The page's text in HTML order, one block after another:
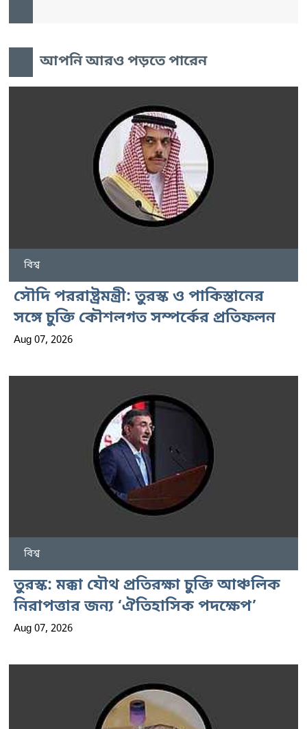
আপনি আরও পড়তে পারেন
বিশ্ব
সৌদি পররাষ্ট্রমন্ত্রী: তুরস্ক ও পাকিস্তানের
সঙ্গে চুক্তি কৌশলগত সম্পর্কের প্রতিফলন
Aug 07, 2026
বিশ্ব
তুরস্ক: মক্কা যৌথ প্রতিরক্ষা চুক্তি আঞ্চলিক
নিরাপত্তার জন্য ‘ঐতিহাসিক পদক্ষেপ’
Aug 07, 2026